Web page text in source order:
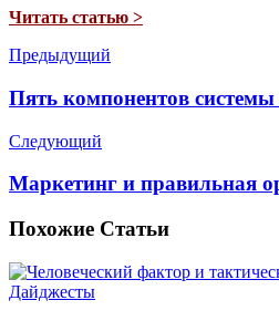
Читать статью >
Предыдущий
Пять компонентов
Следующий
Маркетинг и правильная
Похожие Статьи
Дайджесты